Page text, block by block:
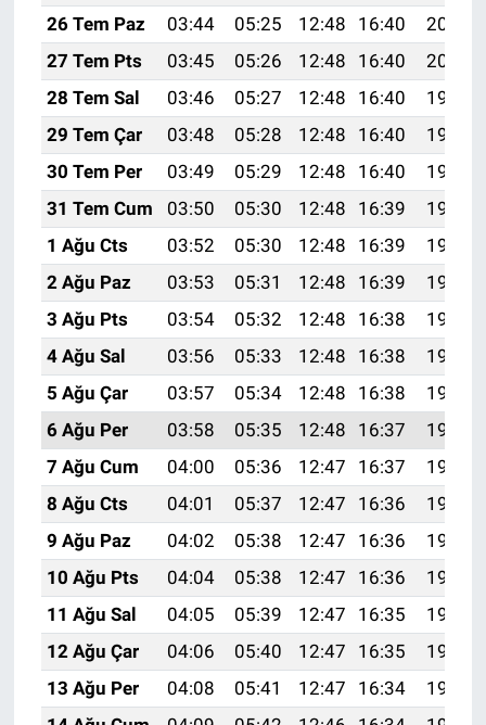
26 Tem Paz
03:44 05:25 12:48 16:40
20:01
27 Tem Pts
03:45 05:26 12:48 16:40
20:00
28 Tem Sal
03:46 05:27 12:48 16:40
19:59
29 Tem Çar
03:48 05:28 12:48 16:40
19:58
30 Tem Per
03:49 05:29 12:48 16:40
19:57
31 Tem Cum
03:50 05:30 12:48 16:39
19:57
1 Ağu Cts
03:52 05:30 12:48 16:39
19:56
2 Ağu Paz
03:53 05:31 12:48 16:39
19:55
3 Ağu Pts
03:54 05:32 12:48 16:38
19:54
4 Ağu Sal
03:56 05:33 12:48 16:38
19:52
5 Ağu Çar
03:57 05:34 12:48 16:38
19:51
6 Ağu Per
03:58 05:35 12:48 16:37
19:50
7 Ağu Cum
04:00 05:36 12:47 16:37
19:49
8 Ağu Cts
04:01 05:37 12:47 16:36
19:48
9 Ağu Paz
04:02 05:38 12:47 16:36
19:47
10 Ağu Pts
04:04 05:38 12:47 16:36
19:46
11 Ağu Sal
04:05 05:39 12:47 16:35
19:44
12 Ağu Çar
04:06 05:40 12:47 16:35
19:43
13 Ağu Per
04:08 05:41 12:47 16:34
19:42